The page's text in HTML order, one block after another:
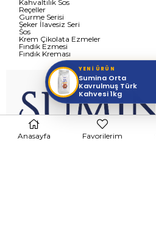
Kahvaltılık Sos
Reçeller
Gurme Serisi
Şeker İlavesiz Seri
Sos
Krem Çikolata Ezmeler
Fındık Ezmesi
Fındık Kreması
YENİ ÜRÜN
Sumina Orta
Kavrulmuş Türk
Kahvesi 1kg
Anasayfa Favorilerim